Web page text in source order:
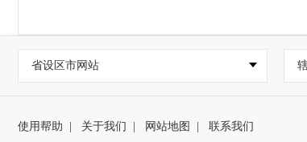
省设区市网站
使用帮助 关于我们 网站地图 联系我们